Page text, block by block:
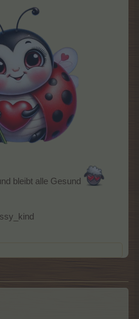
bleibt alle Gesund